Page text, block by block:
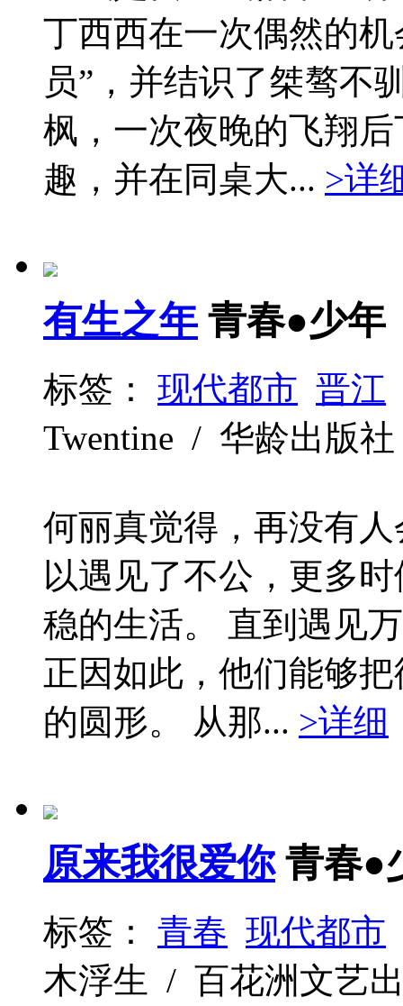
丁西西在一次偶然的
员”，并结识了桀骜不
枫，一次夜晚的飞翔
趣，并在同桌大... >详
有生之年 青春●少年
标签： 现代都市 晋江
Twentine / 华龄出版
何丽真觉得，再没有
以遇见了不公，更多
稳的生活。 直到遇见
正因如此，他们能够
的圆形。 从那... >详细
原来我很爱你 青春●
标签： 青春 现代都市
木浮生 / 百花洲文艺